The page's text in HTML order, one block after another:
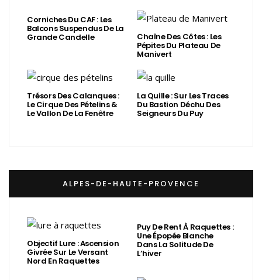
Corniches Du CAF : Les
Balcons Suspendus De La
Grande Candelle Chaîne Des Côtes : Les
Pépites Du Plateau De
Manivert
Trésors Des Calanques :
Le Cirque Des Pételins &
Le Vallon De La Fenêtre
La Quille : Sur Les Traces
Du Bastion Déchu Des
Seigneurs Du Puy
ALPES-DE-HAUTE-PROVENCE
Objectif Lure : Ascension
Givrée Sur Le Versant
Nord En Raquettes
Puy De Rent À Raquettes :
Une Épopée Blanche
Dans La Solitude De
L’hiver